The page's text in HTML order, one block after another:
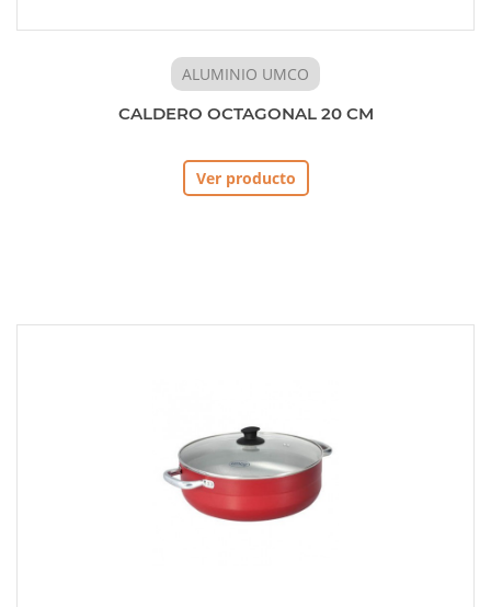
ALUMINIO UMCO
CALDERO OCTAGONAL 20 CM
Ver producto